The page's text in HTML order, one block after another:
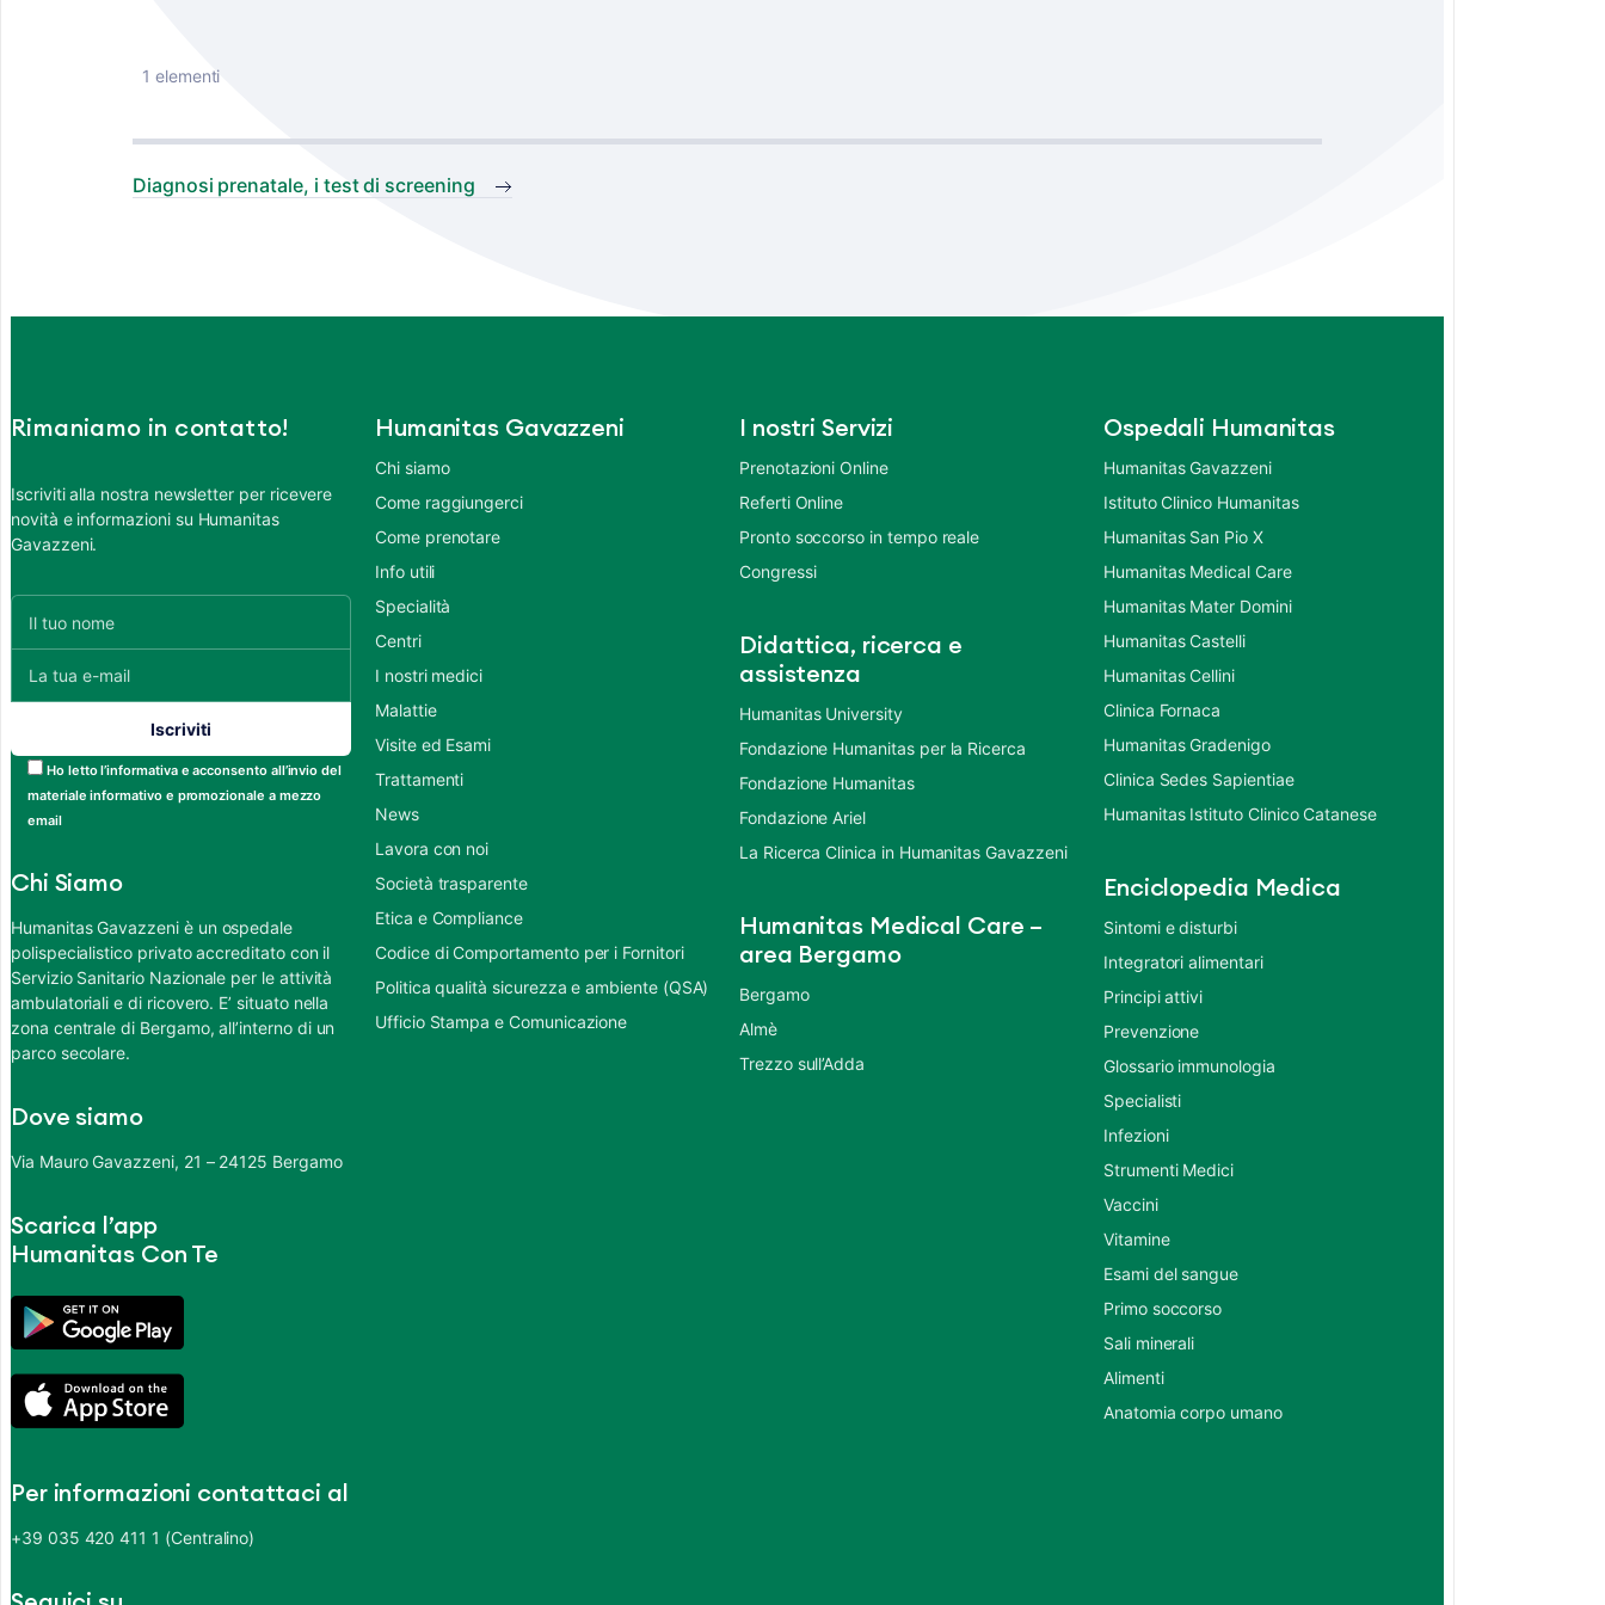
1 elementi
Diagnosi prenatale, i test di screening
Rimaniamo in contatto!
Iscriviti alla nostra newsletter per ricevere
novità e informazioni su Humanitas
Gavazzeni.
Ho letto l’informativa e acconsento all’invio del
materiale informativo e promozionale a mezzo
email
Chi Siamo
Humanitas Gavazzeni è un ospedale
polispecialistico privato accreditato con il
Servizio Sanitario Nazionale per le attività
ambulatoriali e di ricovero. E’ situato nella
zona centrale di Bergamo, all’interno di un
parco secolare.
Dove siamo
Via Mauro Gavazzeni, 21 – 24125 Bergamo
Scarica l’app
Humanitas Con Te
Per informazioni contattaci al
+39 035 420 411 1 (Centralino)
Humanitas Gavazzeni
Chi siamo
Come raggiungerci
Come prenotare
Info utili
Specialità
Centri
I nostri medici
Malattie
Visite ed Esami
Trattamenti
News
Lavora con noi
Società trasparente
Etica e Compliance
Codice di Comportamento per i Fornitori
Politica qualità sicurezza e ambiente (QSA)
Ufficio Stampa e Comunicazione
I nostri Servizi
Prenotazioni Online
Referti Online
Pronto soccorso in tempo reale
Congressi
Didattica, ricerca e
assistenza
Humanitas University
Fondazione Humanitas per la Ricerca
Fondazione Humanitas
Fondazione Ariel
La Ricerca Clinica in Humanitas Gavazzeni
Humanitas Medical Care –
area Bergamo
Bergamo
Almè
Trezzo sull’Adda
Ospedali Humanitas
Humanitas Gavazzeni
Istituto Clinico Humanitas
Humanitas San Pio X
Humanitas Medical Care
Humanitas Mater Domini
Humanitas Castelli
Humanitas Cellini
Clinica Fornaca
Humanitas Gradenigo
Clinica Sedes Sapientiae
Humanitas Istituto Clinico Catanese
Enciclopedia Medica
Sintomi e disturbi
Integratori alimentari
Principi attivi
Prevenzione
Glossario immunologia
Specialisti
Infezioni
Strumenti Medici
Vaccini
Vitamine
Esami del sangue
Primo soccorso
Sali minerali
Alimenti
Anatomia corpo umano